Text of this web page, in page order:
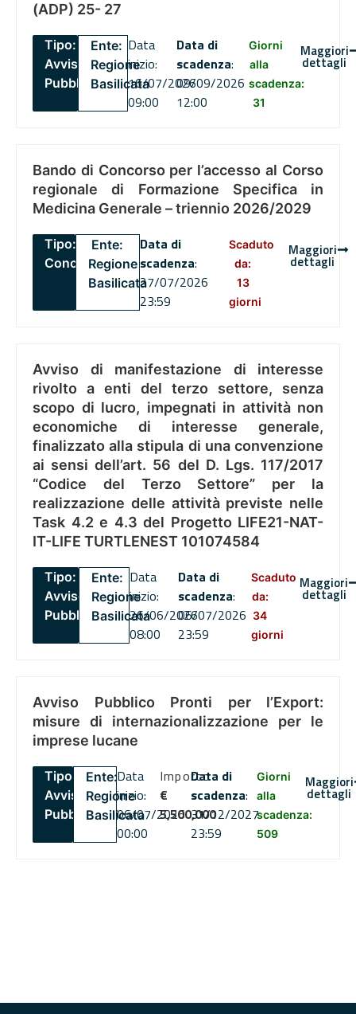
(ADP) 25- 27
Tipo:
Avviso
Pubblico
Ente:
Regione
Basilicata
Data
inizio:
16/07/2026
09:00
Data di
scadenza:
09/09/2026
12:00
Giorni
alla
scadenza:
31
Maggiori
dettagli
Bando di Concorso per l’accesso al Corso
regionale di Formazione Specifica in
Medicina Generale – triennio 2026/2029
Tipo:
Concorsi
Ente:
Regione
Basilicata
Data di
scadenza:
27/07/2026
23:59
Scaduto
da:
13
giorni
Maggiori
dettagli
Avviso di manifestazione di interesse
rivolto a enti del terzo settore, senza
scopo di lucro, impegnati in attività non
economiche di interesse generale,
finalizzato alla stipula di una convenzione
ai sensi dell’art. 56 del D. Lgs. 117/2017
“Codice del Terzo Settore” per la
realizzazione delle attività previste nelle
Task 4.2 e 4.3 del Progetto LIFE21-NAT-
IT-LIFE TURTLENEST 101074584
Tipo:
Avviso
Pubblico
Ente:
Regione
Basilicata
Data
inizio:
26/06/2026
08:00
Data di
scadenza:
06/07/2026
23:59
Scaduto
da:
34
giorni
Maggiori
dettagli
Avviso Pubblico Pronti per l’Export:
misure di internazionalizzazione per le
imprese lucane
Tipo:
Avviso
Pubblico
Ente:
Regione
Basilicata
Data
inizio:
06/07/2026
00:00
Importo
€
5,500,000
Data di
scadenza:
31/12/2027
23:59
Giorni
alla
scadenza:
509
Maggiori
dettagli